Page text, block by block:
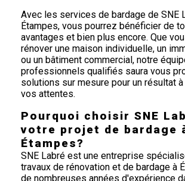
Avec les services de bardage de SNE
Étampes, vous pourrez bénéficier de
avantages et bien plus encore. Que
rénover une maison individuelle, un
ou un bâtiment commercial, notre
professionnels qualifiés saura vous
solutions sur mesure pour un résultat à
vos attentes.
Pourquoi choisir SNE
votre projet de bardage
Étampes?
SNE Labré est une entreprise
travaux de rénovation et de bardage à
de nombreuses années d'expérience